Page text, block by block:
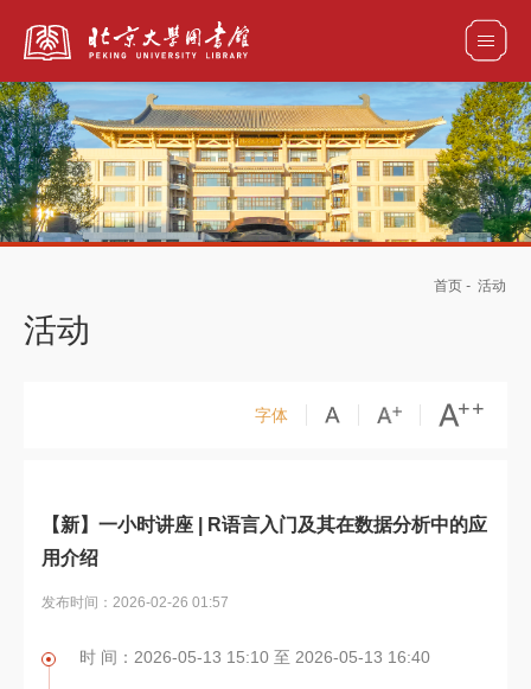
全部资源
首页 - 活动
活动
字体
【新】一小时讲座 | R语言入门及其在数据分析中的应
用介绍
发布时间：2026-02-26 01:57
时 间：2026-05-13 15:10 至 2026-05-13 16:40